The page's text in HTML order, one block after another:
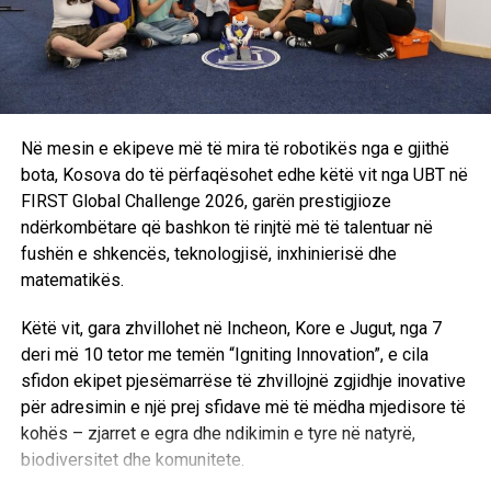
në prodhimin e ushqimit cilësor, zhvillimin e industrisë
agro-ushqimore, modernizimin e bujqësisë dhe mbrojtjen e
mjedisit. Pikërisht për këtë arsye, këto dy fakultete ofrojnë
një mundësi të shkëlqyer për të rinjtë që synojnë të
ndërtojnë një karrierë të suksesshme dhe të japin kontribut
të drejtpërdrejtë në zhvillimin e vendit.
Nëse kërkoni një profesion me vlerë, me perspektivë
punësimi dhe me ndikim real në shoqëri, Fakulteti i
Shkencave të Ushqimit dhe Bioteknologjisë dhe Fakulteti i
Inxhinierisë së Agrikulturës dhe Mjedisit janë zgjedhje që
Në mesin e ekipeve më të mira të robotikës nga e gjithë
bota, Kosova do të përfaqësohet edhe këtë vit nga UBT në
FIRST Global Challenge 2026, garën prestigjioze
ndërkombëtare që bashkon të rinjtë më të talentuar në
fushën e shkencës, teknologjisë, inxhinierisë dhe
matematikës.
Këtë vit, gara zhvillohet në Incheon, Kore e Jugut, nga 7
deri më 10 tetor me temën “Igniting Innovation”, e cila
sfidon ekipet pjesëmarrëse të zhvillojnë zgjidhje inovative
për adresimin e një prej sfidave më të mëdha mjedisore të
kohës – zjarret e egra dhe ndikimin e tyre në natyrë,
biodiversitet dhe komunitete.